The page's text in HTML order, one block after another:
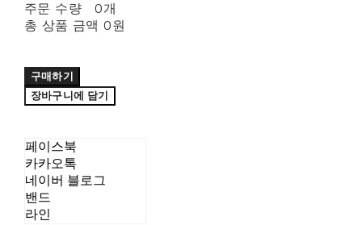
주문 수량
0개
총 상품 금액 0원
구매하기
장바구니에 담기
페이스북
카카오톡
네이버 블로그
밴드
라인